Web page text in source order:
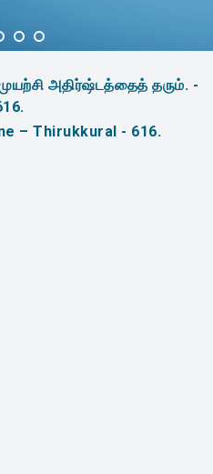
அதிர்ஷ்டத்தைத் தரும். -
– Thirukkural - 616.